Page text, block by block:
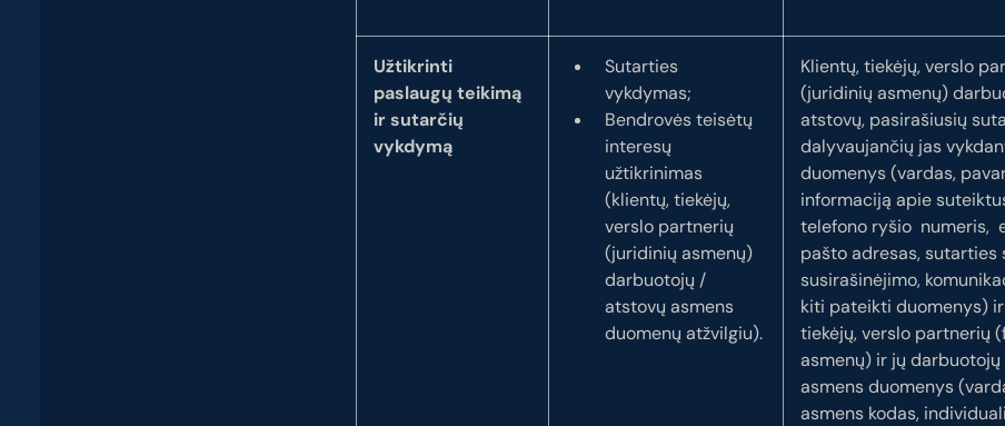
Užtikrinti
paslaugų teikimą
ir sutarčių
vykdymą
Sutarties
vykdymas;
Bendrovės teisėtų
interesų
užtikrinimas
(klientų, tiekėjų,
verslo partnerių
(juridinių asmenų)
darbuotojų /
atstovų asmens
duomenų atžvilgiu).
Klientų, tiekėjų, verslo
(juridinių asmenų)
atstovų, pasirašiusių
dalyvaujančių jas
duomenys (vardas,
informaciją apie
telefono ryšio numeris,
pašto adresas, sutarties
susirašinėjimo,
kiti pateikti duomenys)
tiekėjų, verslo partnerių
asmenų) ir jų
asmens duomenys
asmens kodas,